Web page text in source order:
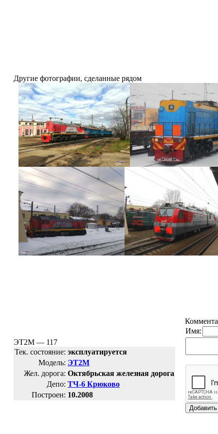
Другие фотографии, сделанные рядом
ЭТ2М — 117
Тек. состояние: эксплуатируется
Модель: ЭТ2М
Жел. дорога: Октябрьская железная дорога
Депо: ТЧ-6 Крюково
Построен: 10.2008
Имя: